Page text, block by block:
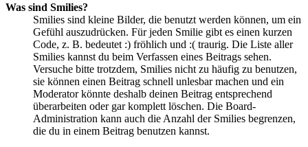
Was sind Smilies?
Smilies sind kleine Bilder, die benutzt werden können, um ein
Gefühl auszudrücken. Für jeden Smilie gibt es einen kurzen
Code, z. B. bedeutet :) fröhlich und :( traurig. Die Liste aller
Smilies kannst du beim Verfassen eines Beitrags sehen.
Versuche bitte trotzdem, Smilies nicht zu häufig zu benutzen,
sie können einen Beitrag schnell unlesbar machen und ein
Moderator könnte deshalb deinen Beitrag entsprechend
überarbeiten oder gar komplett löschen. Die Board-
Administration kann auch die Anzahl der Smilies begrenzen,
die du in einem Beitrag benutzen kannst.